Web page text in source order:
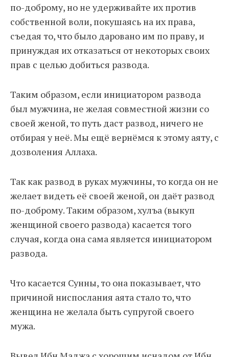
по-доброму, но не удерживайте их против
собственной воли, покушаясь на их права,
съедая то, что было даровано им по праву, и
принуждая их отказаться от некоторых своих
прав с целью добиться развода.
Таким образом, если инициатором развода
был мужчина, не желая совместной жизни со
своей женой, то путь даст развод, ничего не
отбирая у неё. Мы ещё вернёмся к этому аяту, с
дозволения Аллаха.
Так как развод в руках мужчины, то когда он не
желает видеть её своей женой, он даёт развод
по-доброму. Таким образом, хулъа (выкуп
женщиной своего развода) касается того
случая, когда она сама является инициатором
развода.
Что касается Сунны, то она показывает, что
причиной ниспослания аята стало то, что
женщина не желала быть супругой своего
мужа.